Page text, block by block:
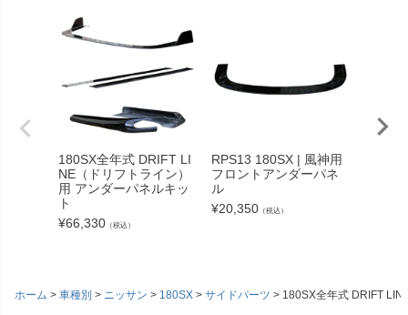
180SX全年式 DRIFT LI
NE（ドリフトライン）
用 アンダーパネルキッ
ト
¥66,330 （税込）
RPS13 180SX | 風神用
フロントアンダーパネ
ル
¥20,350 （税込）
ホーム 車種別 ニッサン 180SX サイドパーツ
180SX全年式 DRIFT